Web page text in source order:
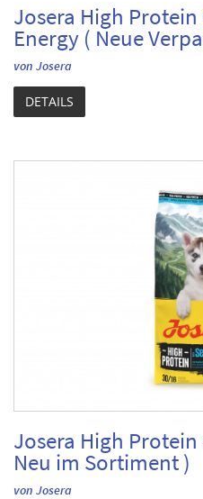
Josera High Protein
Energy ( Neue
von Josera
DETAILS
Josera High
Neu im Sortiment )
von Josera